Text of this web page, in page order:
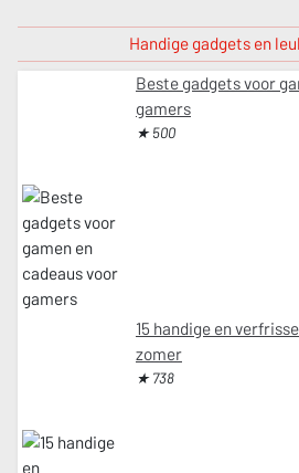
Handige gadgets en
Beste gadgets voor
gamers
★ 500
15 handige en
zomer
★ 738